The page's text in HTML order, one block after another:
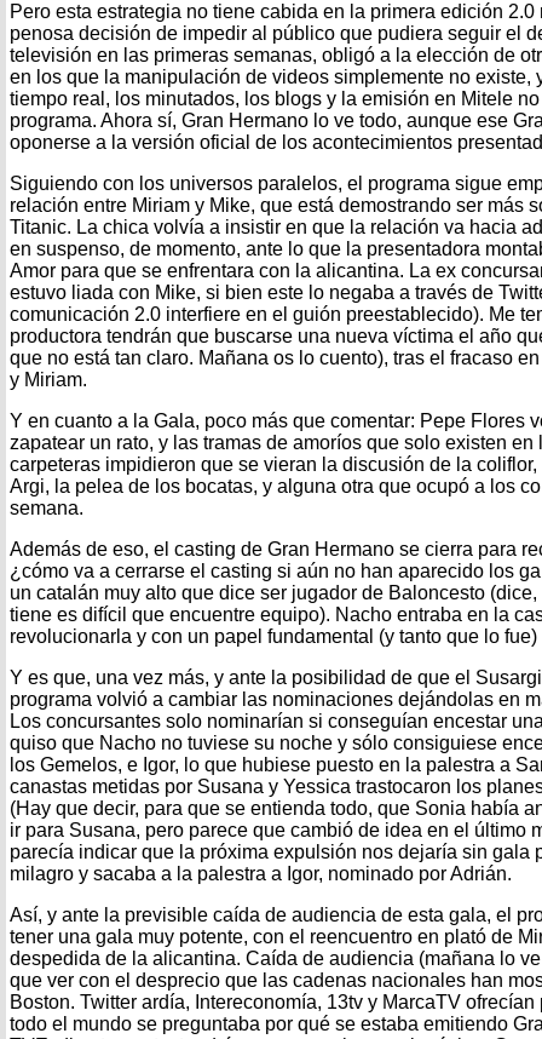
Pero esta estrategia no tiene cabida en la primera edición 2.0
penosa decisión de impedir al público que pudiera seguir el
televisión en las primeras semanas, obligó a la elección de
en los que la manipulación de videos simplemente no existe,
tiempo real, los minutados, los blogs y la emisión en Mitele
programa. Ahora sí, Gran Hermano lo ve todo, aunque ese
oponerse a la versión oficial de los acontecimientos
Siguiendo con los universos paralelos, el programa sigue
relación entre Miriam y Mike, que está demostrando ser más
Titanic. La chica volvía a insistir en que la relación va hacia
en suspenso, de momento, ante lo que la presentadora
Amor para que se enfrentara con la alicantina. La ex
estuvo liada con Mike, si bien este lo negaba a través de
comunicación 2.0 interfiere en el guión preestablecido). Me
productora tendrán que buscarse una nueva víctima el año
que no está tan claro. Mañana os lo cuento), tras el fracaso
y Miriam.
Y en cuanto a la Gala, poco más que comentar: Pepe Flores
zapatear un rato, y las tramas de amoríos que solo existen en
carpeteras impidieron que se vieran la discusión de la
Argi, la pelea de los bocatas, y alguna otra que ocupó a los
semana.
Además de eso, el casting de Gran Hermano se cierra para
¿cómo va a cerrarse el casting si aún no han aparecido los
un catalán muy alto que dice ser jugador de Baloncesto
tiene es difícil que encuentre equipo). Nacho entraba en la
revolucionarla y con un papel fundamental (y tanto que lo
Y es que, una vez más, y ante la posibilidad de que el
programa volvió a cambiar las nominaciones dejándolas en
Los concursantes solo nominarían si conseguían encestar
quiso que Nacho no tuviese su noche y sólo consiguiese
los Gemelos, e Igor, lo que hubiese puesto en la palestra a
canastas metidas por Susana y Yessica trastocaron los
(Hay que decir, para que se entienda todo, que Sonia había
ir para Susana, pero parece que cambió de idea en el último
parecía indicar que la próxima expulsión nos dejaría sin gala
milagro y sacaba a la palestra a Igor, nominado por Adrián.
Así, y ante la previsible caída de audiencia de esta gala, el
tener una gala muy potente, con el reencuentro en plató de
despedida de la alicantina. Caída de audiencia (mañana lo
que ver con el desprecio que las cadenas nacionales han
Boston. Twitter ardía, Intereconomía, 13tv y MarcaTV
todo el mundo se preguntaba por qué se estaba emitiendo